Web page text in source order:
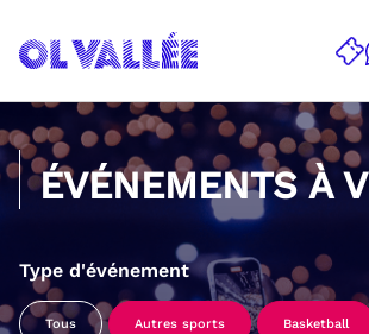
ÉVÉNEMENTS À
Type d'événement
Tous Autres sports Basketball